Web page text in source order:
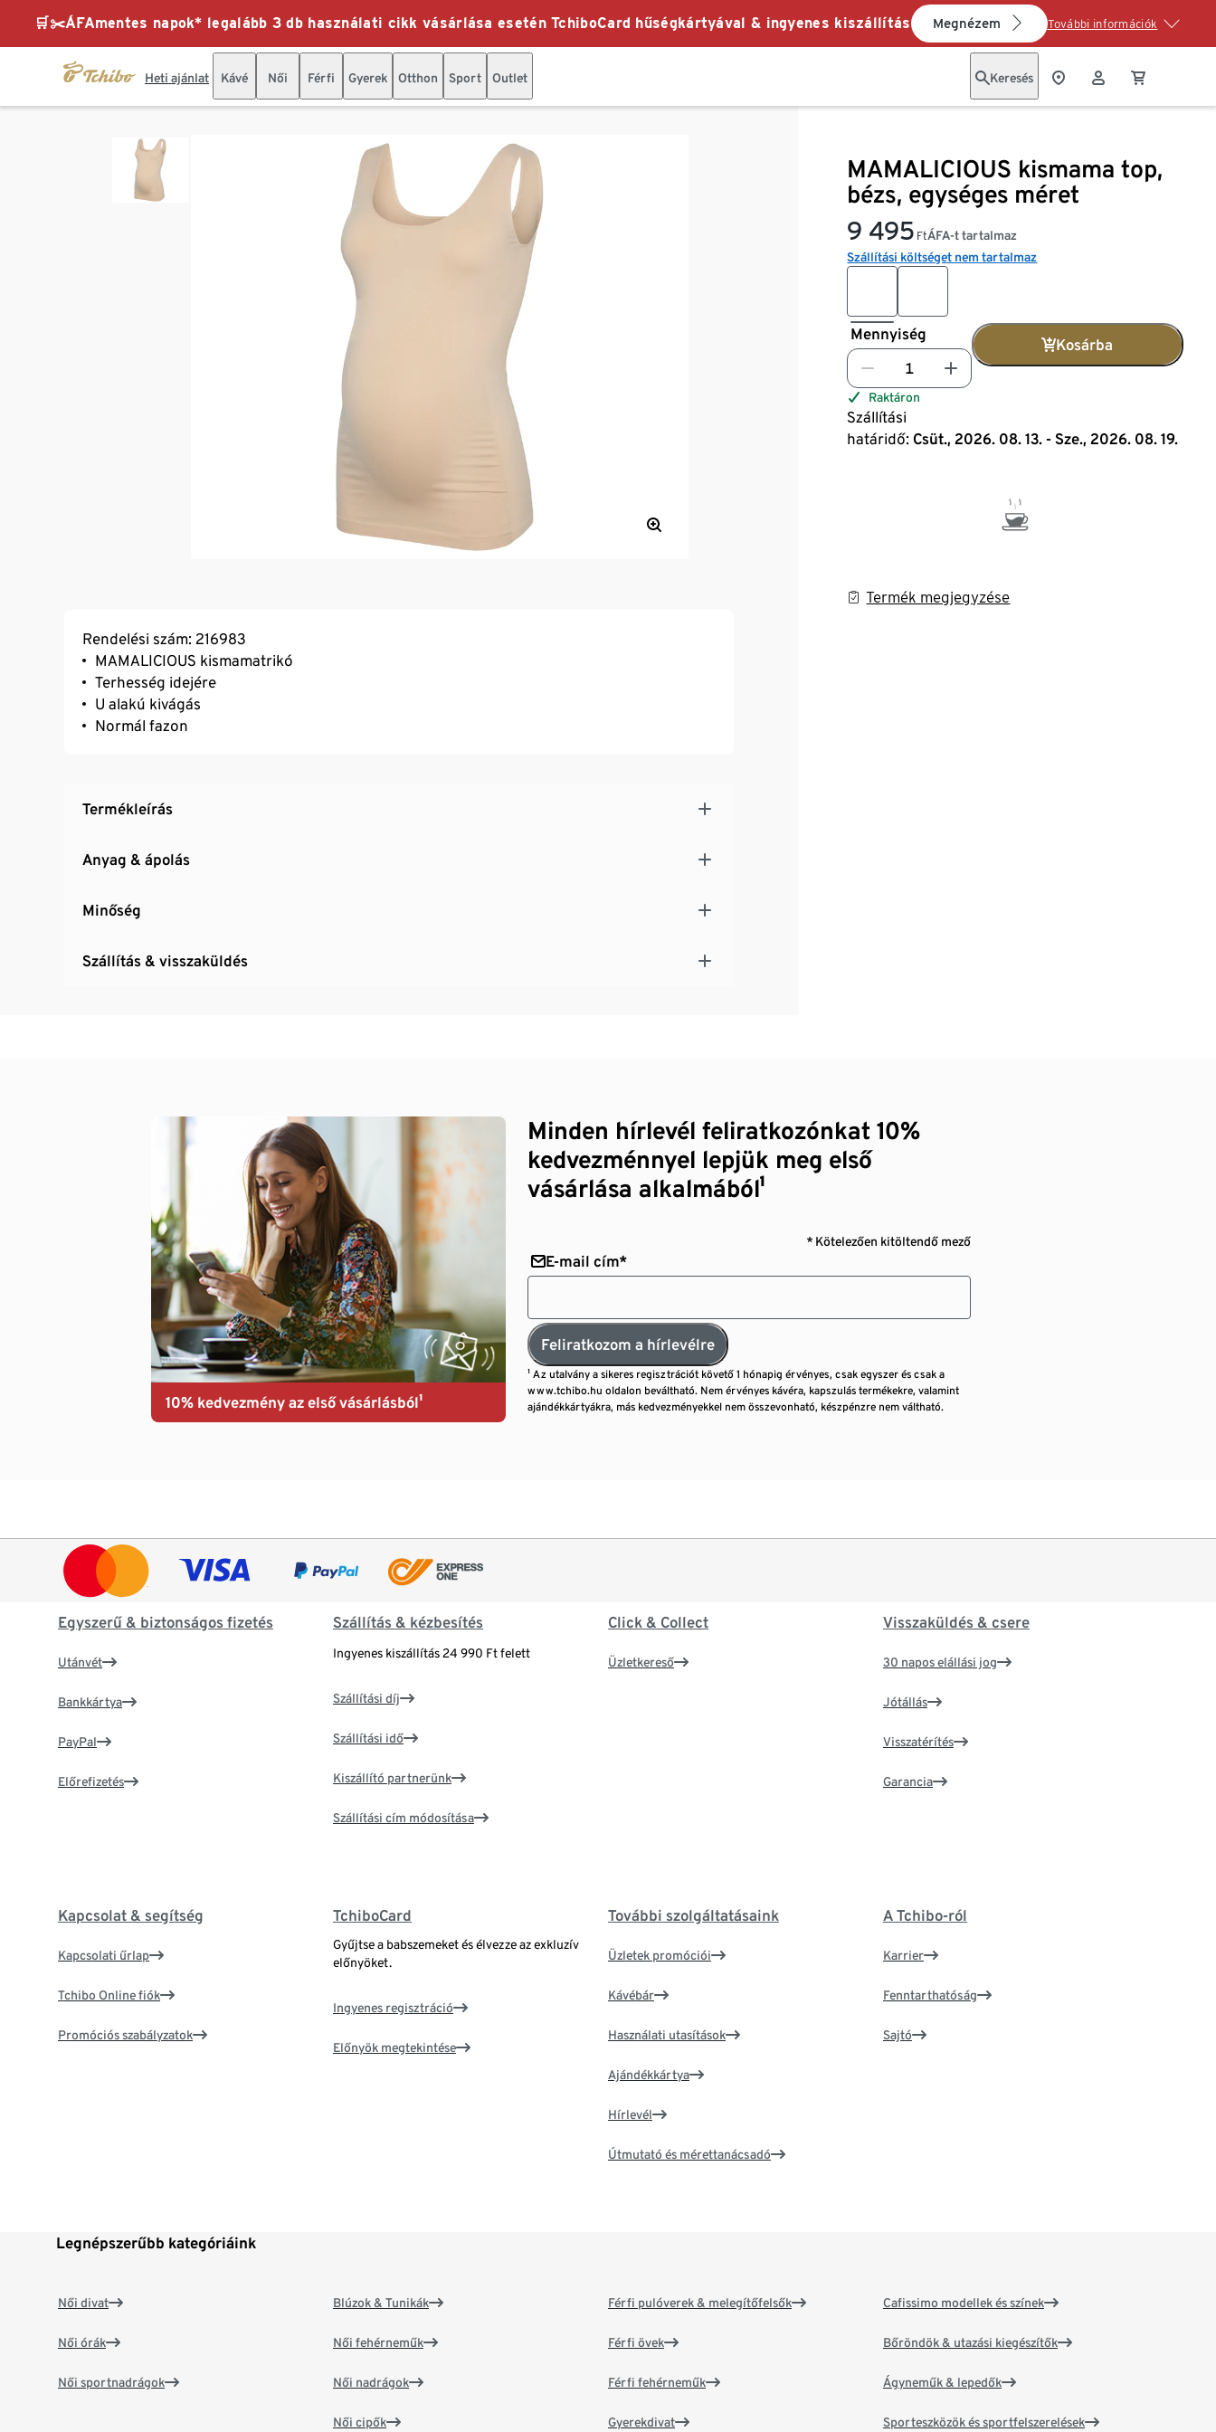
🛒✂️ÁFAmentes napok* legalább 3 db használati cikk vásárlása esetén TchiboCard hűségkártyával & ingyenes kiszállítás Megnézem További információk
Heti ajánlat Kávé Női Férfi Gyerek Otthon Sport Outlet Keresés
MAMALICIOUS kismama top,
bézs, egységes méret
9 495 FtÁFA-t tartalmaz
Szállítási költséget nem tartalmaz
Mennyiség
Kosárba
Raktáron
Szállítási
határidő: Csüt., 2026. 08. 13. - Sze., 2026. 08. 19.
Termék megjegyzése
Rendelési szám: 216983
MAMALICIOUS kismamatrikó
Terhesség idejére
U alakú kivágás
Normál fazon
Termékleírás
Anyag & ápolás
Minőség
Szállítás & visszaküldés
10% kedvezmény az első vásárlásból¹
Minden hírlevél feliratkozónkat 10%
kedvezménnyel lepjük meg első
vásárlása alkalmából¹
* Kötelezően kitöltendő mező
E-mail cím*
Feliratkozom a hírlevélre
¹ Az utalvány a sikeres regisztrációt követő 1 hónapig érvényes, csak egyszer és csak a
www.tchibo.hu oldalon beváltható. Nem érvényes kávéra, kapszulás termékekre, valamint
ajándékkártyákra, más kedvezményekkel nem összevonható, készpénzre nem váltható.
Egyszerű & biztonságos fizetés
Utánvét
Bankkártya
PayPal
Előrefizetés
Szállítás & kézbesítés
Ingyenes kiszállítás 24 990 Ft felett
Szállítási díj
Szállítási idő
Kiszállító partnerünk
Szállítási cím módosítása
Click & Collect
Üzletkereső
Visszaküldés & csere
30 napos elállási jog
Jótállás
Visszatérítés
Garancia
Kapcsolat & segítség
Kapcsolati űrlap
Tchibo Online fiók
Promóciós szabályzatok
TchiboCard
Gyűjtse a babszemeket és élvezze az exkluzív
előnyöket.
Ingyenes regisztráció
Előnyök megtekintése
További szolgáltatásaink
Üzletek promóciói
Kávébár
Használati utasítások
Ajándékkártya
Hírlevél
Útmutató és mérettanácsadó
A Tchibo-ról
Karrier
Fenntarthatóság
Sajtó
Legnépszerűbb kategóriáink
Női divat
Női órák
Női sportnadrágok
Blúzok & Tunikák
Női fehérneműk
Női nadrágok
Női cipők
Férfi pulóverek & melegítőfelsők
Férfi övek
Férfi fehérneműk
Gyerekdivat
Cafissimo modellek és színek
Bőröndök & utazási kiegészítők
Ágyneműk & lepedők
Sporteszközök és sportfelszerelések